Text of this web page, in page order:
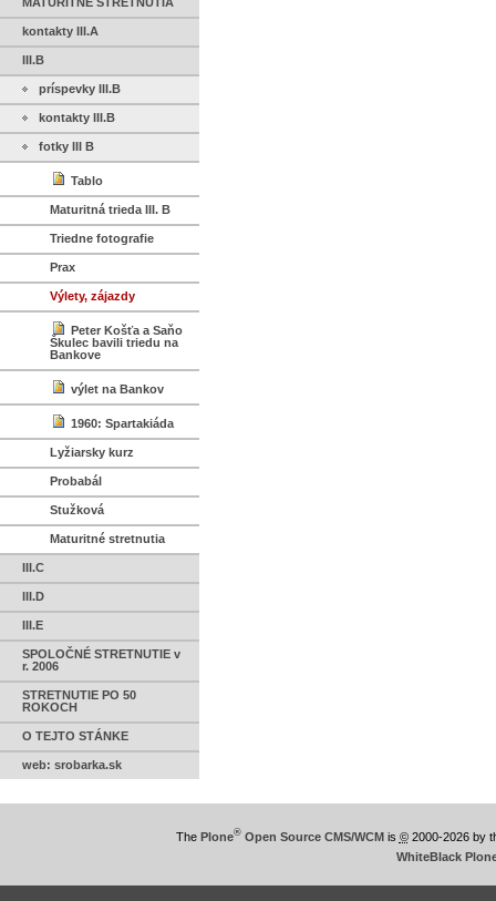
kontakty III.A
III.B
príspevky III.B
kontakty III.B
fotky III B
Tablo
Maturitná trieda III. B
Triedne fotografie
Prax
Výlety, zájazdy
Peter Košťa a Saňo
Škulec bavili triedu na
Bankove
výlet na Bankov
1960: Spartakiáda
Lyžiarsky kurz
Probabál
Stužková
Maturitné stretnutia
III.C
III.D
III.E
SPOLOČNÉ STRETNUTIE v
r. 2006
STRETNUTIE PO 50
ROKOCH
O TEJTO STÁNKE
web: srobarka.sk
The Plone®Open Source CMS/WCMis ©2000-2026 by
WhiteBlack